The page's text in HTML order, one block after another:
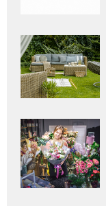
Adaugă
aici textul
pentru
subtitlu
Adaugă
aici textul
pentru
subtitlu